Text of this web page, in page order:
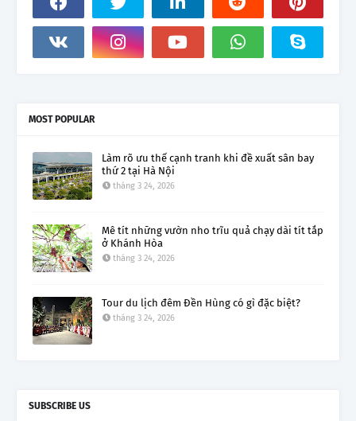
MOST POPULAR
Làm rõ ưu thế cạnh tranh khi đề xuất sân bay
thứ 2 tại Hà Nội
tháng 3 24, 2026
Mê tít những vườn nho trĩu quả chạy dài tít tắp
ở Khánh Hòa
tháng 3 24, 2026
Tour du lịch đêm Đền Hùng có gì đặc biệt?
tháng 3 24, 2026
SUBSCRIBE US